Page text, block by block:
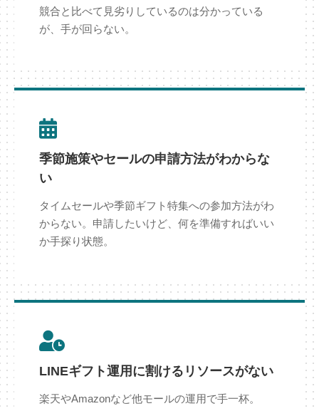
競合と比べて見劣りしているのは分かっている
が、手が回らない。
季節施策やセールの申請方法がわからな
い
タイムセールや季節ギフト特集への参加方法がわ
からない。申請したいけど、何を準備すればいい
か手探り状態。
LINEギフト運用に割けるリソースがない
楽天やAmazonなど他モールの運用で手一杯。